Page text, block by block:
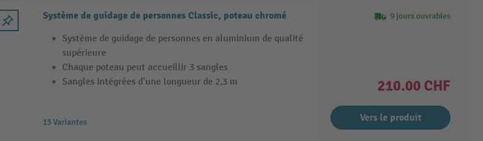
Système de guidage de personnes Classic, poteau chromé
Système de guidage de personnes en aluminium de qualité
supérieure
Chaque poteau peut accueillir 3 sangles
Sangles intégrées d’une longueur de 2,3 m
13 Variantes
9 jours ouvrables
210.00 CHF
Vers le produit